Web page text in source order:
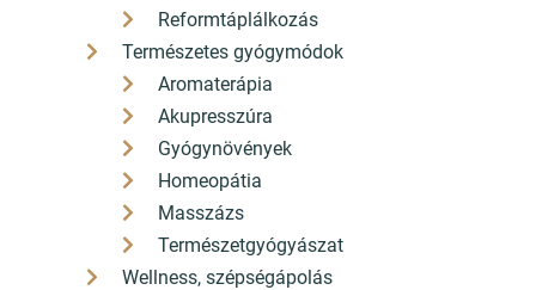
Reformtáplálkozás
Természetes gyógymódok
Aromaterápia
Akupresszúra
Gyógynövények
Homeopátia
Masszázs
Természetgyógyászat
Wellness, szépségápolás
Adatkezelési nyilatkozat
Szállítási díjak
A bankkártyás fizetés szolgáltatója a Barion